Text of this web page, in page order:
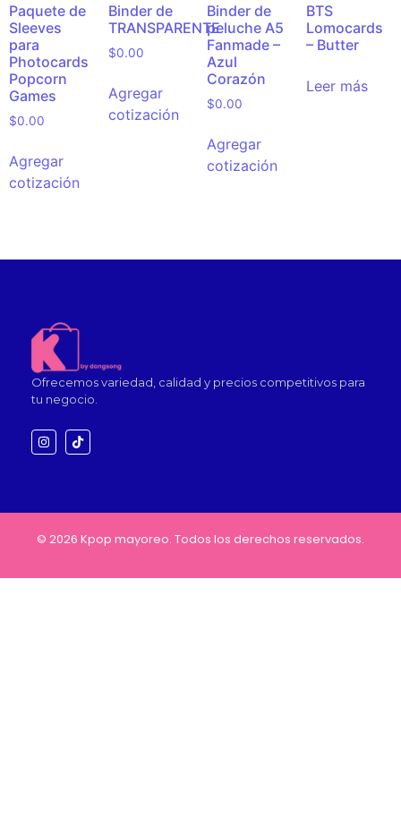
Paquete de
Sleeves
para
Photocards
Popcorn
Games
$0.00
Agregar
cotización
Binder de
TRANSPARENTE
$0.00
Agregar
cotización
Binder de
peluche A5
Fanmade –
Azul
Corazón
$0.00
Agregar
cotización
BTS
Lomocards
– Butter
Leer más
Ofrecemos variedad, calidad y precios competitivos para
tu negocio.
© 2026 Kpop mayoreo. Todos los derechos reservados.